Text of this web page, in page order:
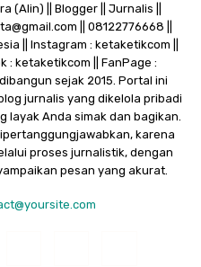
(Alin) || Blogger || Jurnalis ||
|| 08122776668 ||
|| Instagram : ketaketikcom ||
: ketaketikcom || FanPage :
sejak 2015. Portal ini
jurnalis yang dikelola pribadi
layak Anda simak dan bagikan.
karena
proses jurnalistik, dengan
pesan yang akurat.